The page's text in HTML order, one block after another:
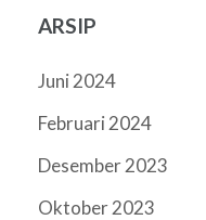
ARSIP
Juni 2024
Februari 2024
Desember 2023
Oktober 2023